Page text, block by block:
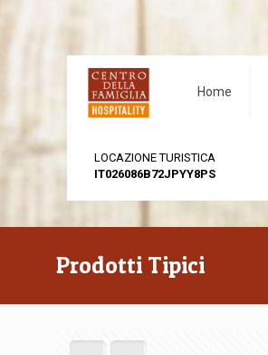
Home
LOCAZIONE TURISTICA
IT026086B72JPYY8PS
Prodotti Tipici